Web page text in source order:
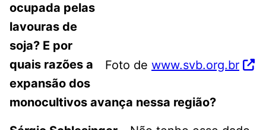
Foto de www.svb.org.br
ocupada pelas
lavouras de
soja? E por
quais razões a
expansão dos
monocultivos avança nessa região?